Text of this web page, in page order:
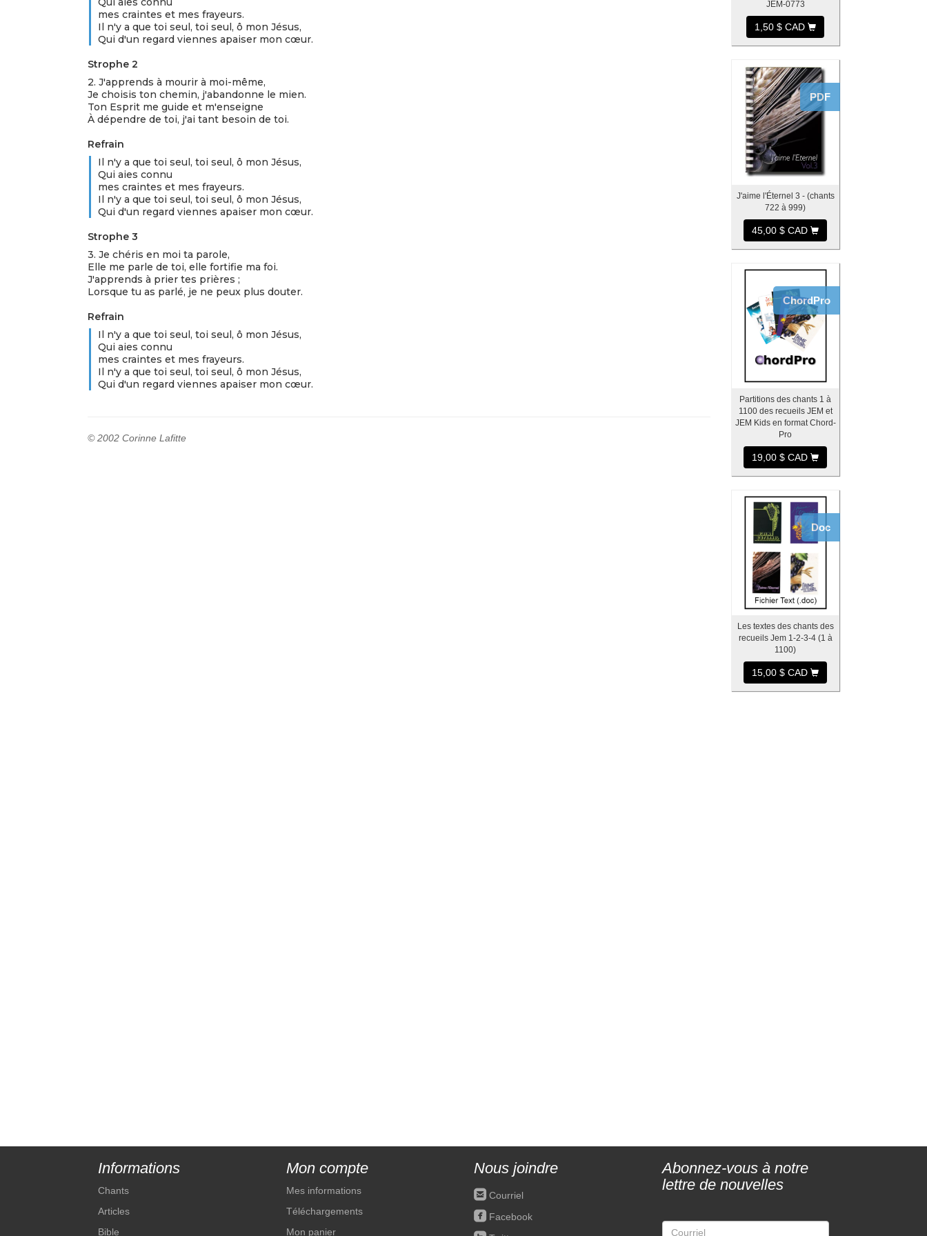
mes craintes et mes frayeurs.
Il n'y a que toi seul, toi seul, ô mon Jésus,
Qui d'un regard viennes apaiser mon cœur.
Strophe 2
2. J'apprends à mourir à moi-même,
Je choisis ton chemin, j'abandonne le mien.
Ton Esprit me guide et m'enseigne
À dépendre de toi, j'ai tant besoin de toi.
Refrain
Il n'y a que toi seul, toi seul, ô mon Jésus,
Qui aies connu
mes craintes et mes frayeurs.
Il n'y a que toi seul, toi seul, ô mon Jésus,
Qui d'un regard viennes apaiser mon cœur.
Strophe 3
3. Je chéris en moi ta parole,
Elle me parle de toi, elle fortifie ma foi.
J'apprends à prier tes prières ;
Lorsque tu as parlé, je ne peux plus douter.
Refrain
Il n'y a que toi seul, toi seul, ô mon Jésus,
Qui aies connu
mes craintes et mes frayeurs.
Il n'y a que toi seul, toi seul, ô mon Jésus,
Qui d'un regard viennes apaiser mon cœur.
© 2002 Corinne Lafitte
JEM-0773
1,50 $ CAD
PDF
J'aime l'Éternel 3 - (chants
722 à 999)
45,00 $ CAD
ChordPro
Partitions des chants 1 à
1100 des recueils JEM et
JEM Kids en format Chord-
Pro
19,00 $ CAD
Doc
Les textes des chants des
recueils Jem 1-2-3-4 (1 à
1100)
15,00 $ CAD
Informations
Chants
Articles
Bible
Mon compte
Mes informations
Téléchargements
Mon panier
Nous joindre
roundedemail Courriel
roundedfacebook Facebook
Abonnez-vous à notre
lettre de nouvelles